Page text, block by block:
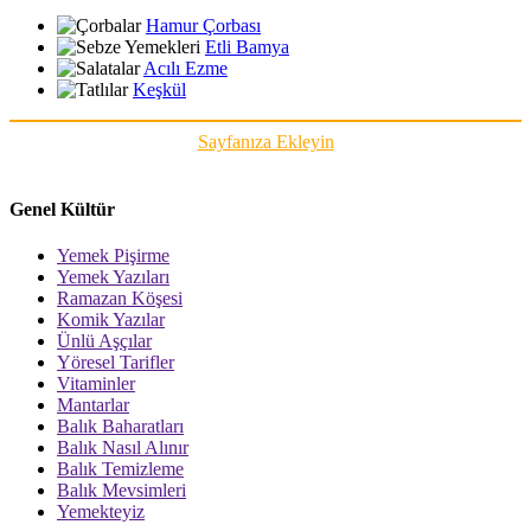
Hamur Çorbası
Etli Bamya
Acılı Ezme
Keşkül
Sayfanıza Ekleyin
Genel Kültür
Yemek Pişirme
Yemek Yazıları
Ramazan Köşesi
Komik Yazılar
Ünlü Aşçılar
Yöresel Tarifler
Vitaminler
Mantarlar
Balık Baharatları
Balık Nasıl Alınır
Balık Temizleme
Balık Mevsimleri
Yemekteyiz